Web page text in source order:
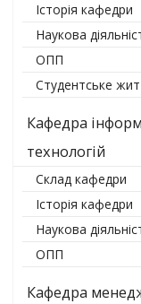
Історія кафедри
Наукова
ОПП
Студентське
Кафедра
технологій
Склад кафедри
Історія кафедри
Наукова
ОПП
Кафедра